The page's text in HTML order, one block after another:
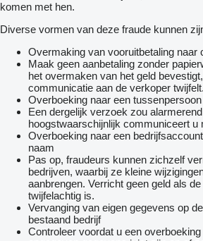
komen met hen.
Diverse vormen van deze fraude kunnen
Overmaking van vooruitbetaling naar
Maak geen aanbetaling zonder
het overmaken van het geld
communicatie aan de verkoper twijfelt.
Overboeking naar een
Een dergelijk verzoek zou
hoogstwaarschijnlijk communiceert u
Overboeking naar een
naam
Pas op, fraudeurs kunnen zichzelf
bedrijven, waarbij ze kleine
aanbrengen. Verricht geen geld als
twijfelachtig is.
Vervanging van eigen gegevens op
bestaand bedrijf
Controleer voordat u een